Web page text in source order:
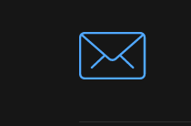
Tyke L325
Tyke L335